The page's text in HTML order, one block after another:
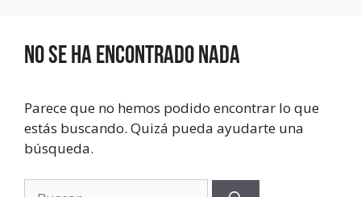
No se ha encontrado nada
Parece que no hemos podido encontrar lo que
estás buscando. Quizá pueda ayudarte una
búsqueda.